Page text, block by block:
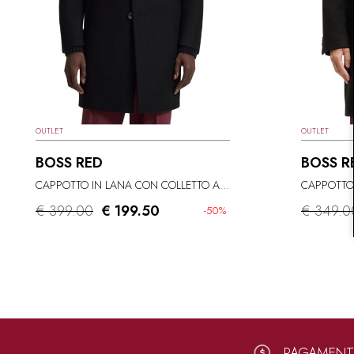
OUTLET
BOSS RED
CAPPOTTO IN LANA CON COLLETTO ALLA COREANA
€ 399.00 -50%
€ 199.50
OUTLET
BOSS
€ 349.00